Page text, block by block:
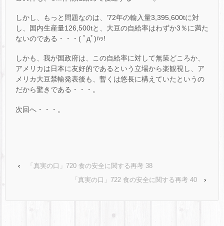
しかし、もっと問題なのは、’72年の輸入量3,395,600tに対
し、国内生産量126,500tと、大豆の自給率はわずか3％に満た
ないのである・・・( ﾟдﾟ)ﾊｯ!
しかも、我が国政府は、この自給率に対して無策どころか、
アメリカは日本に友好的であるという立場から楽観視し、ア
メリカ大豆禁輸発表後も、暫くは悠長に構えていたというの
だから驚きである・・・。
次回へ・・・。
‹
「真実の口」720 食の安全に関する再考 38
「真実の口」722 食の安全に関する再考 40
›